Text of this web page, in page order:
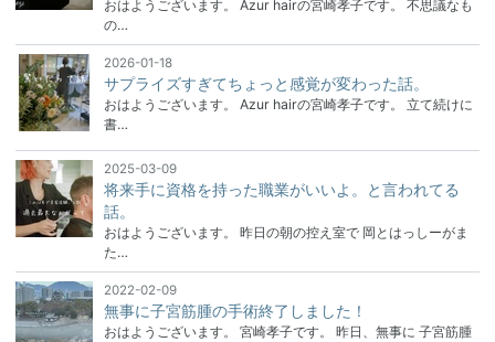
おはようございます。 Azur hairの宮崎孝子です。 不思議なも
の…
2026-01-18
サプライズすぎてちょっと感覚が変わった話。
おはようございます。 Azur hairの宮崎孝子です。 立て続けに
書…
2025-03-09
将来手に資格を持った職業がいいよ。と言われてる
話。
おはようございます。 昨日の朝の控え室で 岡とはっしーがま
た…
2022-02-09
無事に子宮筋腫の手術終了しました！
おはようございます。 宮崎孝子です。 昨日、無事に 子宮筋腫